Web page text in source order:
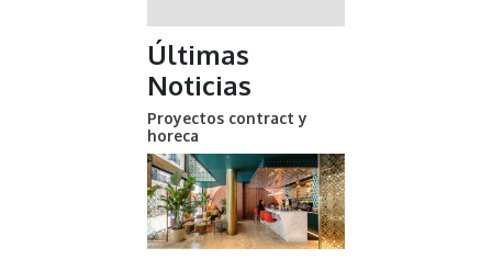
Últimas
Noticias
Proyectos contract y
horeca